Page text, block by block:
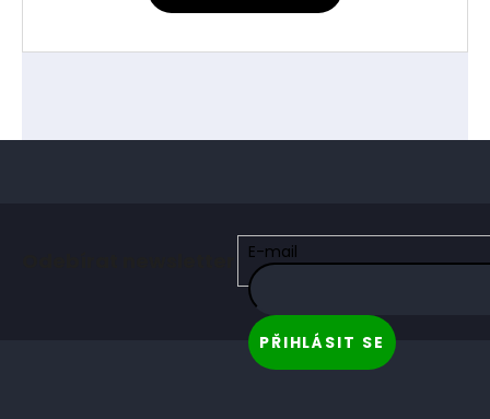
E-mail
PŘIHLÁSIT SE